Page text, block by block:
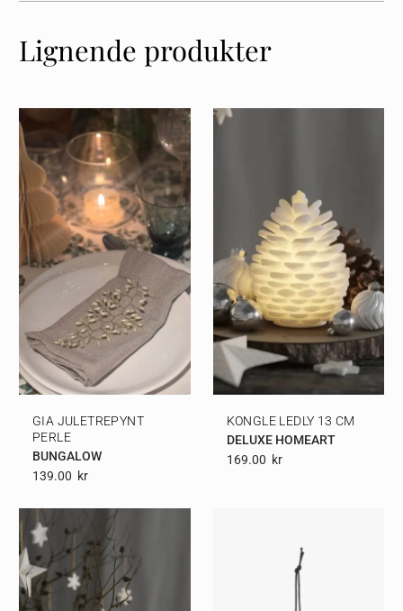
Lignende produkter
GIA JULETREPYNT
PERLE
BUNGALOW
139.00 Kr
KONGLE LEDLY 13 CM
DELUXE HOMEART
169.00 Kr